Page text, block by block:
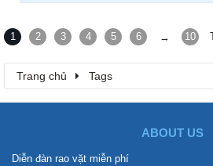
1 2 3 4 5 6 → 10
Trang chủ Tags
ABOUT US
Diễn đàn rao vặt miễn phí